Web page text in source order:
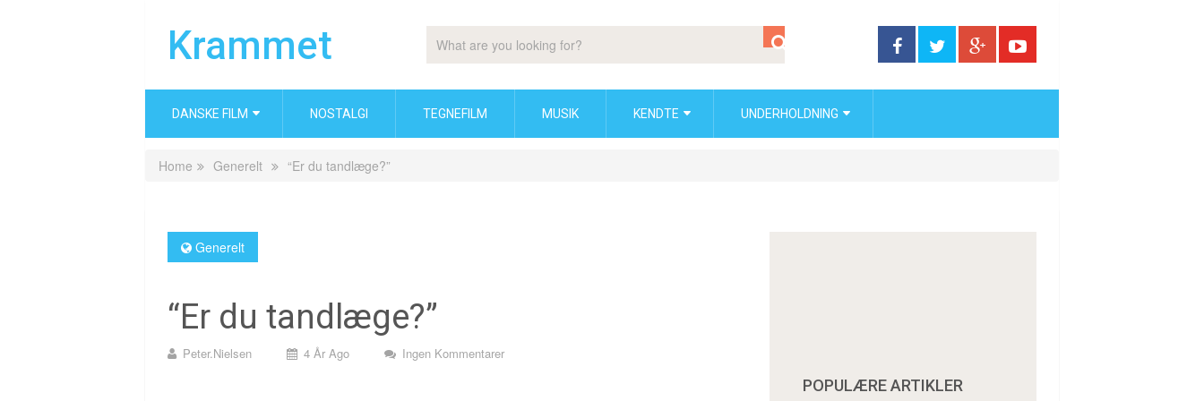
Krammet
DANSKE FILM NOSTALGI TEGNEFILM MUSIK KENDTE UNDERHOLDNING
Home Generelt “Er du tandlæge?”
Generelt
“Er du tandlæge?”
Peter.nielsen 4 År Ago Ingen Kommentarer
POPULÆRE ARTIKLER